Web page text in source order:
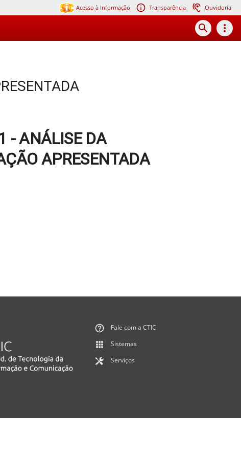
Acesso à Informação Transparência Ouvidoria
search more_vert
- ANÁLISE DA
APRESENTADA
Fale com a CTIC
Sistemas
Serviços